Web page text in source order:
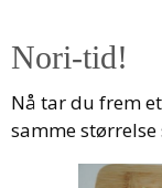
Nori-tid!
Nå tar du frem
samme størrelse